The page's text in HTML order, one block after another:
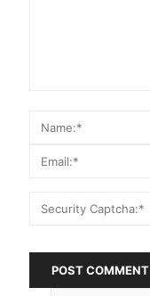
POST COMMENT